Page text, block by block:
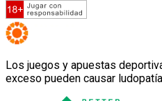
Los juegos y apuestas
exceso pueden causar ludopatía